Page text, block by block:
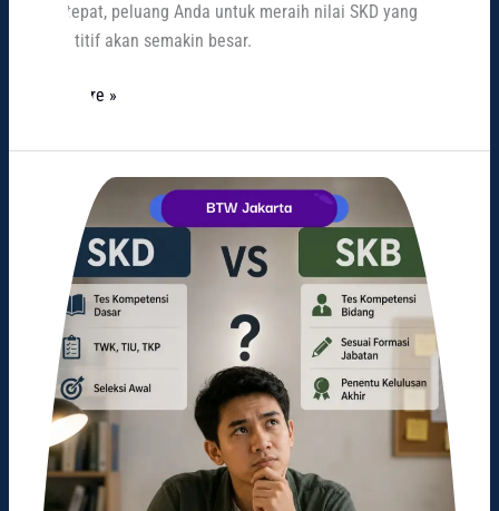
yang tepat, peluang Anda untuk meraih nilai SKD yang
kompetitif akan semakin besar.
Read More »
Harus
Diprioritaskan
Terlebih
Dahulu?